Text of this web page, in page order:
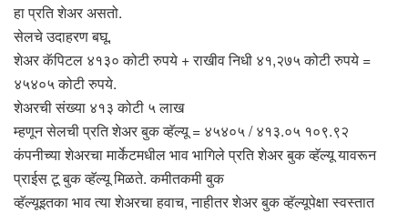
हा प्रति शेअर असतो.
सेलचे उदाहरण बघू.
शेअर कॅपिटल ४१३० कोटी रुपये + राखीव निधी ४१,२७५ कोटी रुपये =
४५४०५ कोटी रुपये.
शेअरची संख्या ४१३ कोटी ५ लाख
म्हणून सेलची प्रति शेअर बुक व्हॅल्यू = ४५४०५ / ४१३.०५ १०९.९२
कंपनीच्या शेअरचा मार्केटमधील भाव भागिले प्रति शेअर बुक व्हॅल्यू यावरून
प्राईस टू बुक व्हॅल्यू मिळते. कमीतकमी बुक
व्हॅल्यूइतका भाव त्या शेअरचा हवाच, नाहीतर शेअर बुक व्हॅल्यूपेक्षा स्वस्तात